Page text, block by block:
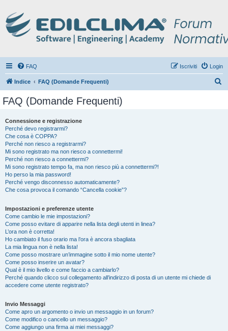
FAQ Login
Iscriviti
Indice FAQ (Domande Frequenti)
FAQ (Domande Frequenti)
Connessione e registrazione
Perché devo registrarmi?
Che cosa è COPPA?
Perché non riesco a registrarmi?
Mi sono registrato ma non riesco a connettermi!
Perché non riesco a connettermi?
Mi sono registrato tempo fa, ma non riesco più a connettermi?!
Ho perso la mia password!
Perché vengo disconnesso automaticamente?
Che cosa provoca il comando “Cancella cookie”?
Impostazioni e preferenze utente
Come cambio le mie impostazioni?
Come posso evitare di apparire nella lista degli utenti in linea?
L’ora non è corretta!
Ho cambiato il fuso orario ma l’ora è ancora sbagliata
La mia lingua non è nella lista!
Come posso mostrare un’immagine sotto il mio nome utente?
Come posso inserire un avatar?
Qual è il mio livello e come faccio a cambiarlo?
Perché quando clicco sul collegamento all’indirizzo di posta di un utente mi chiede di
accedere come utente registrato?
Invio Messaggi
Come apro un argomento o invio un messaggio in un forum?
Come modifico o cancello un messaggio?
Come aggiungo una firma ai miei messaggi?